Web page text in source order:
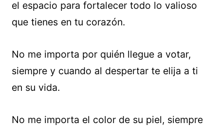
el espacio para fortalecer todo lo valioso
que tienes en tu corazón.
No me importa por quién llegue a votar,
siempre y cuando al despertar te elija a ti
en su vida.
No me importa el color de su piel, siempre